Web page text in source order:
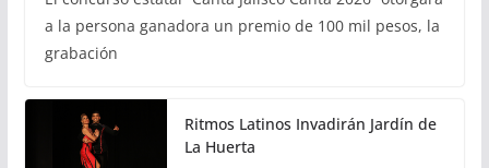
a la persona ganadora un premio de 100 mil pesos, la
grabación
Ritmos Latinos Invadirán Jardín de
La Huerta